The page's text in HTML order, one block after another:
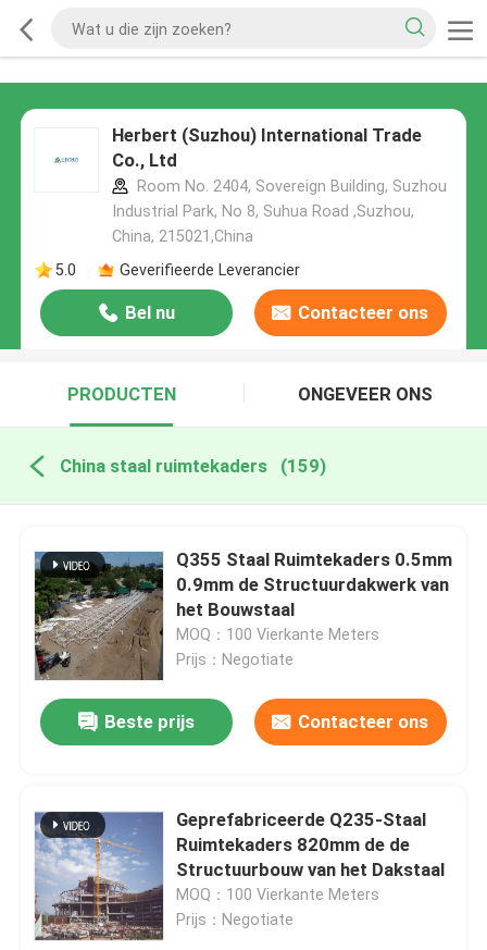
Herbert (Suzhou) International Trade
Co., Ltd
Room No. 2404, Sovereign Building, Suzhou
Industrial Park, No 8, Suhua Road ,Suzhou,
China, 215021,China
5.0
Geverifieerde Leverancier
Bel nu Contacteer ons
PRODUCTEN ONGEVEER ONS
China staal ruimtekaders (159)
Q355 Staal Ruimtekaders 0.5mm
0.9mm de Structuurdakwerk van
het Bouwstaal
MOQ：100 Vierkante Meters
Prijs：Negotiate
Beste prijs Contacteer ons
Geprefabriceerde Q235-Staal
Ruimtekaders 820mm de de
Structuurbouw van het Dakstaal
MOQ：100 Vierkante Meters
Prijs：Negotiate